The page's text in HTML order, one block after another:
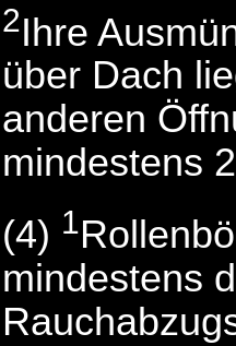
2Ihre
über Dach
anderen
mindestens
(4) 1
mindestens